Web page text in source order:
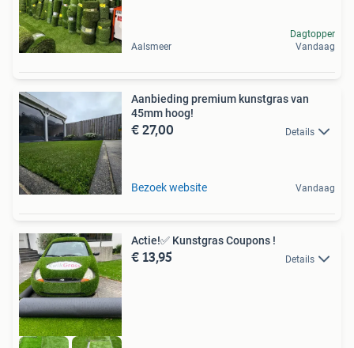
Aalsmeer
Dagtopper
Vandaag
Aanbieding premium kunstgras van
45mm hoog!
€ 27,00 Details
Bezoek website Vandaag
Actie!✅ Kunstgras Coupons !
€ 13,95 Details